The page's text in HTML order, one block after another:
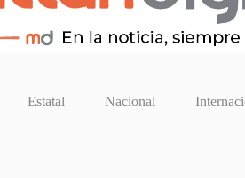
Estatal Nacional